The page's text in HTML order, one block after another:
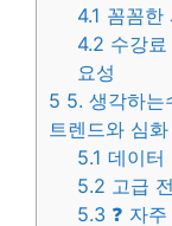
4.1 꼼꼼한
4.2 수강
요성
5 5. 생각하는
트렌드와 심
5.1 데이터
5.2 고급
5.3 ❓ 자